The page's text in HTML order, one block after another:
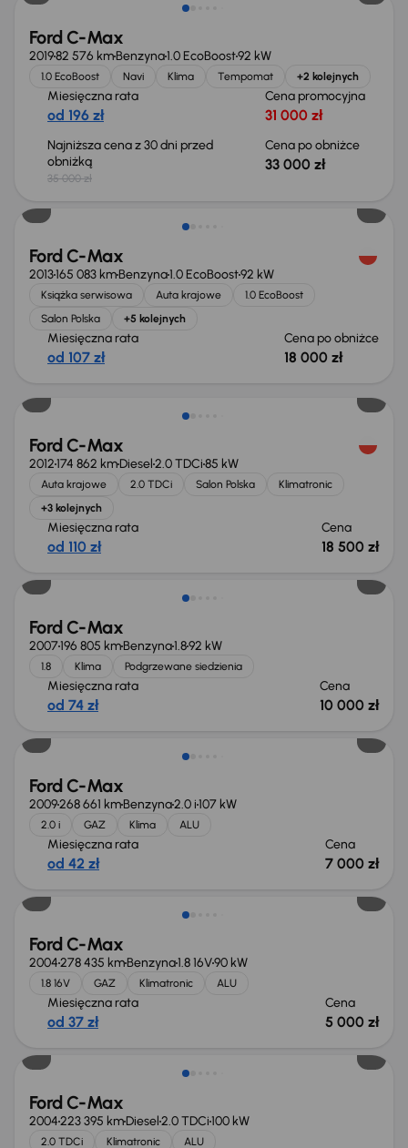
Ford C-Max
201982 576 kmBenzyna1.0 EcoBoost92 kW
1.0 EcoBoost Navi Klima Tempomat +2 kolejnych
Miesięczna rata
od 196 zł
Cena promocyjna
31 000 zł
Najniższa cena z 30 dni przed
obniżką
35 000 zł
Cena po obniżce
33 000 zł
Taniej o 2 000 zł
Ford C-Max
2013165 083 kmBenzyna1.0 EcoBoost92 kW
Książka serwisowa Auta krajowe
1.0 EcoBoost
Salon Polska
+5 kolejnych
Miesięczna rata
od 107 zł
Cena po obniżce
18 000 zł
Ford C-Max
2012174 862 kmDiesel2.0 TDCi85 kW
Auta krajowe 2.0 TDCi Salon Polska
Klimatronic
+3 kolejnych
Miesięczna rata
od 110 zł
Cena
18 500 zł
Ford C-Max
2007196 805 kmBenzyna1.892 kW
1.8 Klima Podgrzewane siedzienia
Miesięczna rata
od 74 zł
Cena
10 000 zł
Ford C-Max
2009268 661 kmBenzyna2.0 i107 kW
2.0 i GAZ Klima ALU
Miesięczna rata
od 42 zł
Cena
7 000 zł
Ford C-Max
2004278 435 kmBenzyna1.8 16V90 kW
1.8 16V GAZ Klimatronic ALU
Miesięczna rata
od 37 zł
Cena
5 000 zł
Taniej o 1 000 zł
Ford C-Max
2004223 395 kmDiesel2.0 TDCi100 kW
2.0 TDCi Klimatronic ALU